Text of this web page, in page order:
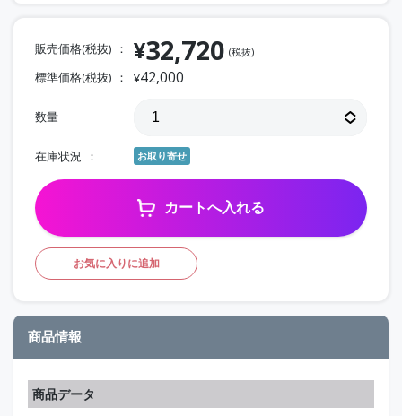
販売価格(税抜) ¥32,720 (税抜)
標準価格(税抜) ¥42,000
数量
在庫状況 お取り寄せ
カートへ入れる
お気に入りに追加
商品情報
商品データ